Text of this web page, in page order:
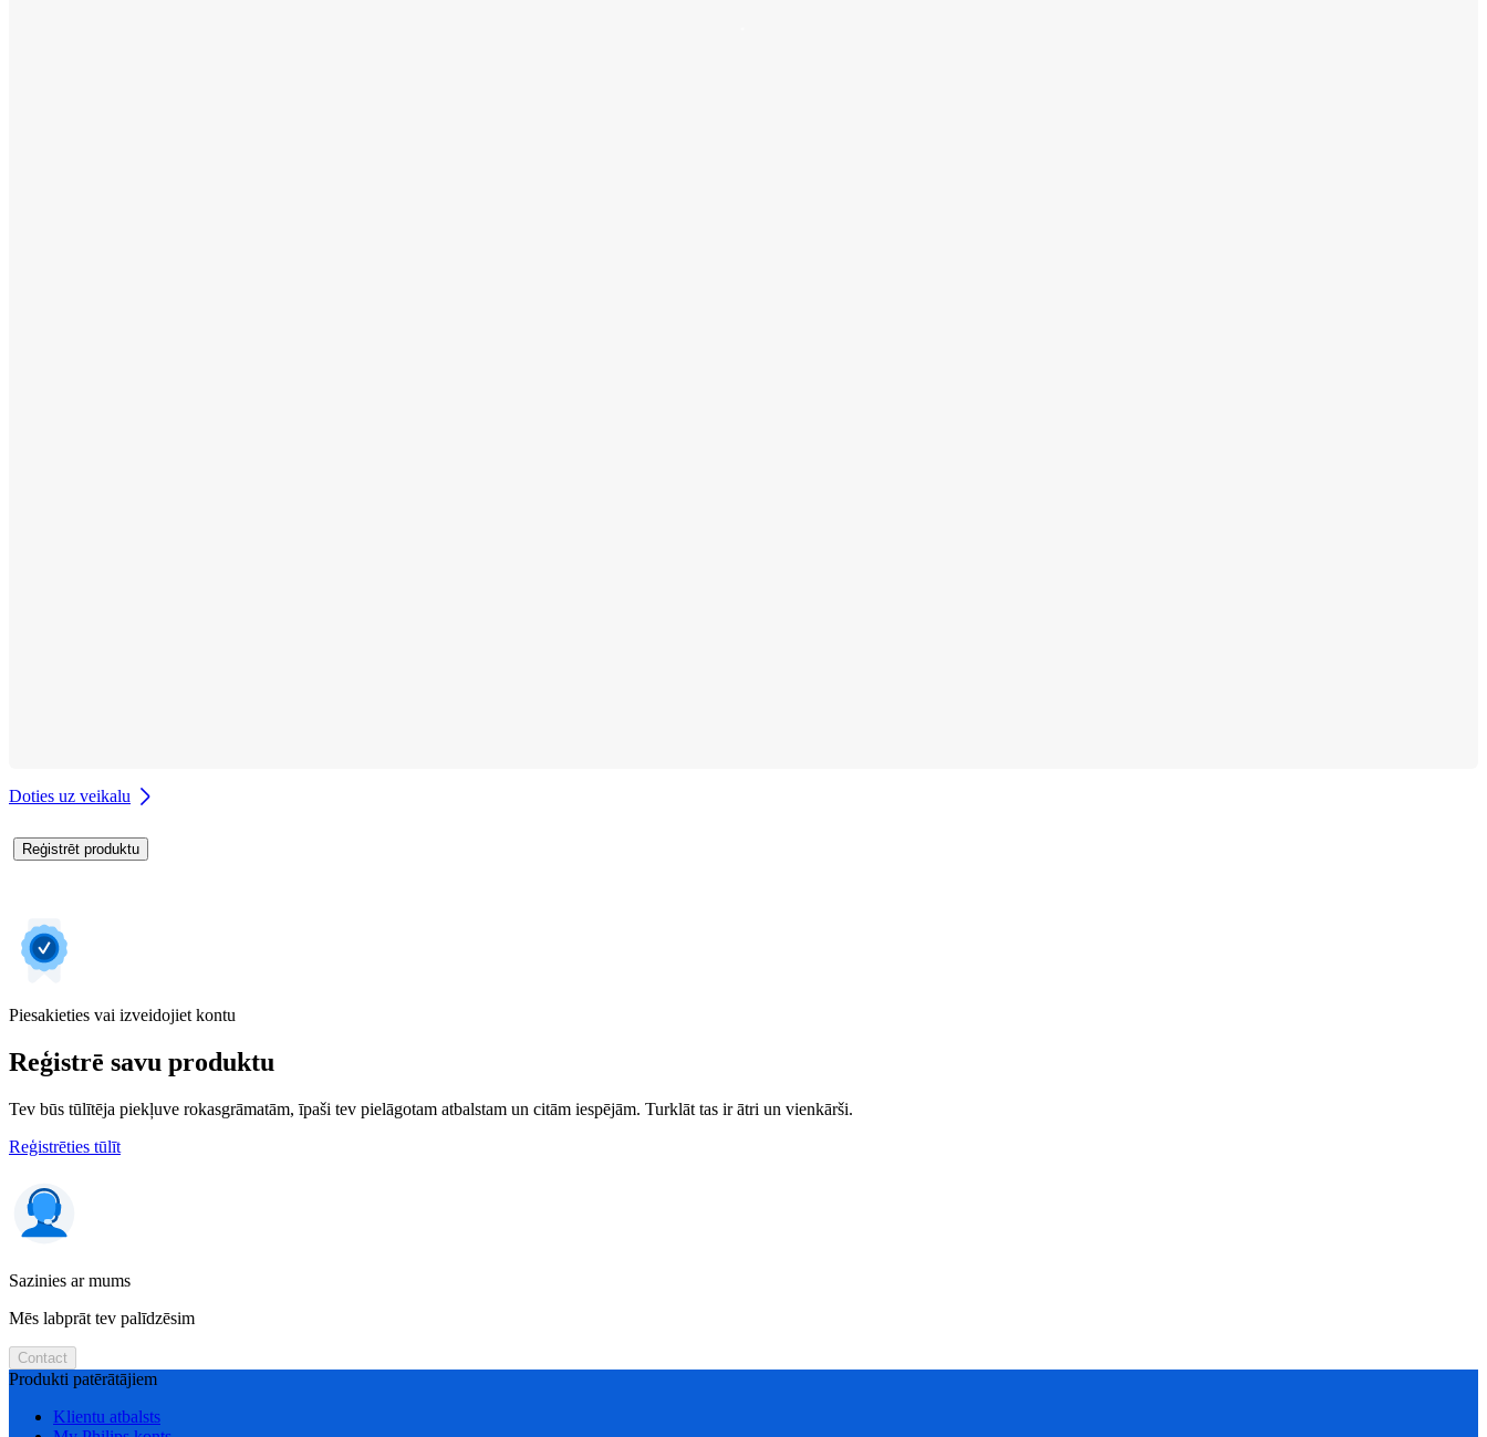
Doties uz veikalu
Reģistrēt produktu
Piesakieties vai izveidojiet kontu
Reģistrē savu produktu
Tev būs tūlītēja piekļuve rokasgrāmatām, īpaši tev pielāgotam atbalstam un citām iespējām. Turklāt tas ir ātri un vienkārši.
Reģistrēties tūlīt
Sazinies ar mums
Mēs labprāt tev palīdzēsim
Contact
Produkti patērātājiem
Klientu atbalsts